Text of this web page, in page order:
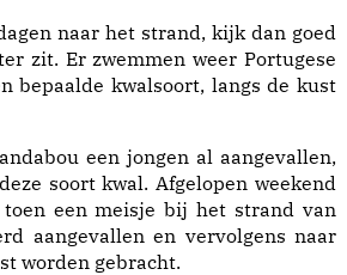
naar het strand, kijk dan goed
zit. Er zwemmen weer Portugese
bepaalde kwalsoort, langs de kust
een jongen al aangevallen,
soort kwal. Afgelopen weekend
een meisje bij het strand van
aangevallen en vervolgens naar
worden gebracht.